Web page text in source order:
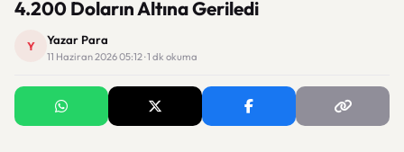
4.200 Doların Altına Geriledi
Y Yazar Para
11 Haziran 2026 05:12 · 1 dk okuma